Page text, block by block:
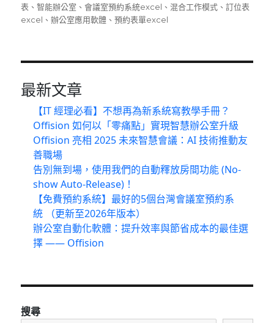
佈
日
類
籤
表 、智能辦公室 、會議室預約系統excel 、混合工作模式 、訂位表
excel 、辦公室應用軟體 、預約表單excel
最新文章
【IT 經理必看】不想再為新系統寫教學手冊？
Offision 如何以「零痛點」實現智慧辦公室升級
Offision 亮相 2025 未來智慧會議：AI 技術推動友
善職場
告別無到場，使用我們的自動釋放房間功能 (No-
show Auto-Release)！
【免費預約系統】最好的5個台灣會議室預約系
統 （更新至2026年版本）
辦公室自動化軟體：提升效率與節省成本的最佳選
擇 —— Offision
搜尋